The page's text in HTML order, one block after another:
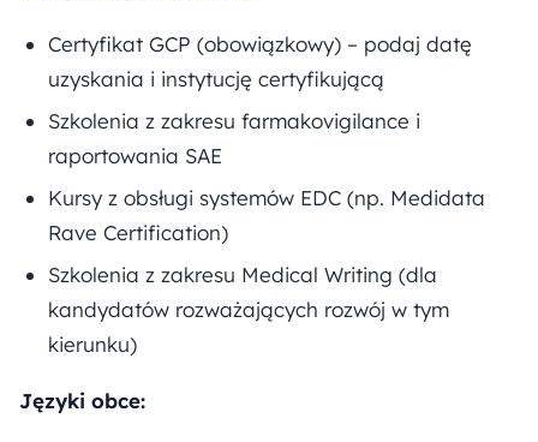
Certyfikat GCP (obowiązkowy) – podaj datę
uzyskania i instytucję certyfikującą
Szkolenia z zakresu farmakovigilance i
raportowania SAE
Kursy z obsługi systemów EDC (np. Medidata
Rave Certification)
Szkolenia z zakresu Medical Writing (dla
kandydatów rozważających rozwój w tym
kierunku)
Języki obce: